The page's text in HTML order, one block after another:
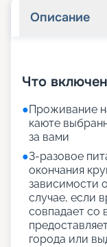
Описание
Что
●Проживание
каюте
за вами
●3-разовое
окончания
зависимости
случае, если
совпадает со
города или